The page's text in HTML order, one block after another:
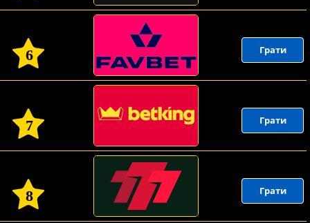
6 Грати
7 Грати
8 Грати